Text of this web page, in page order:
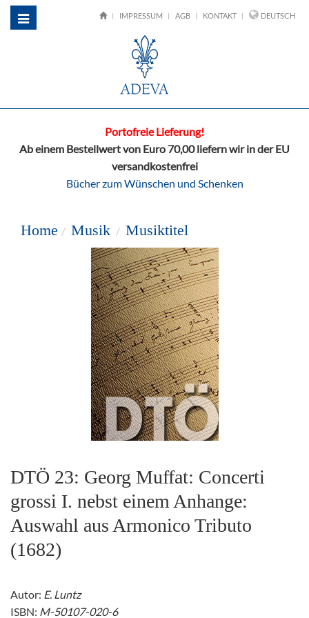
Toggle
IMPRESSUM AGB KONTAKT DEUTSCH
Portofreie Lieferung!
Ab einem Bestellwert von Euro 70,00 liefern wir in der EU
versandkostenfrei
Bücher zum Wünschen und Schenken
Home Musik Musiktitel
DTÖ 23: Georg Muffat: Concerti
grossi I. nebst einem Anhange:
Auswahl aus Armonico Tributo
(1682)
Autor: E. Luntz
ISBN: M-50107-020-6